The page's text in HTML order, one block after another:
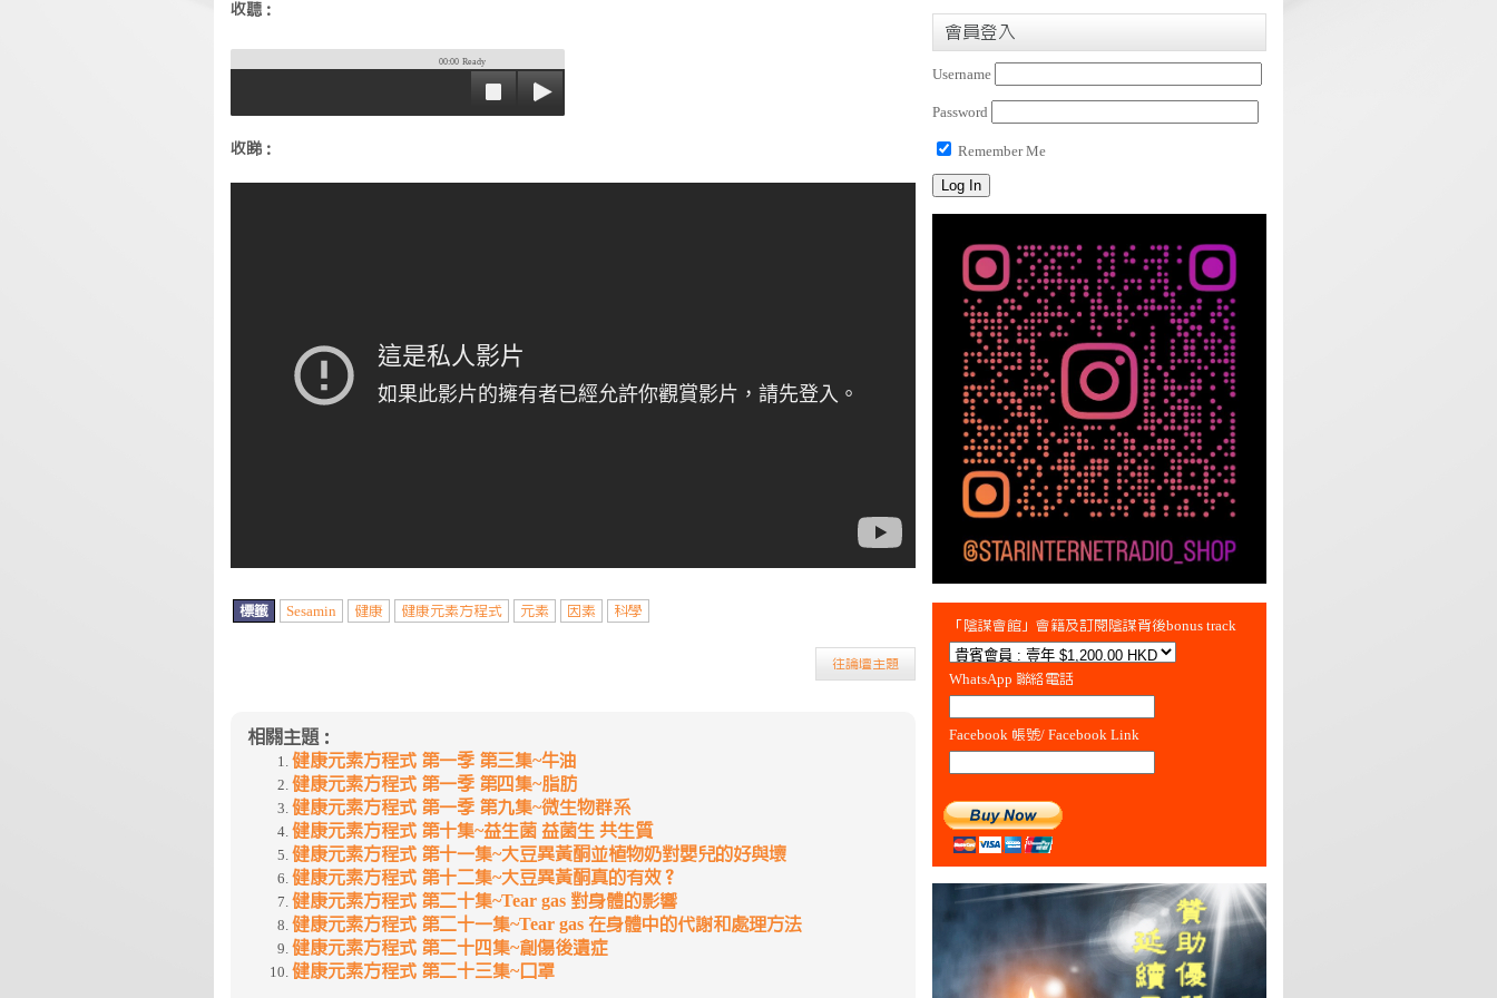
收聽：
00:00 Ready
收睇：
標籤 Sesamin 健康 健康元素方程式 元素 因素 科學
往論壇主題
相關主題：
健康元素方程式 第一季 第三集~牛油
健康元素方程式 第一季 第四集~脂肪
健康元素方程式 第一季 第九集~微生物群系
健康元素方程式 第十集~益生菌 益菌生 共生質
健康元素方程式 第十一集~大豆異黃酮並植物奶對嬰兒的好與壞
健康元素方程式 第十二集~大豆異黃酮真的有效？
健康元素方程式 第二十集~Tear gas 對身體的影響
健康元素方程式 第二十一集~Tear gas 在身體中的代謝和處理方法
健康元素方程式 第二十四集~創傷後遺症
健康元素方程式 第二十三集~口罩
會員登入
Username
Password
Remember Me
「陰謀會館」會籍及訂閱陰謀背後bonus track
WhatsApp 聯絡電話
Facebook 帳號/ Facebook Link